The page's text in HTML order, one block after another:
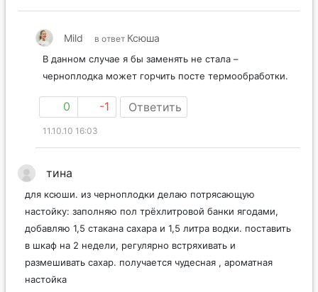
Mild в ответ Ксюша
В данном случае я бы заменять не стала –
черноплодка может горчить посте термообработки.
0 -1 Ответить
11.10.10 16:03
тина
для ксюши. из черноплодки делаю потрясающую
настойку: заполняю пол трёхлитровой банки ягодами,
добавляю 1,5 стакана сахара и 1,5 литра водки. поставить
в шкаф на 2 недели, регулярно встряхивать и
размешивать сахар. получается чудесная , ароматная
настойка